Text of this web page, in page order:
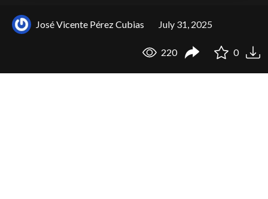
José Vicente Pérez Cubias July 31, 2025
220 0